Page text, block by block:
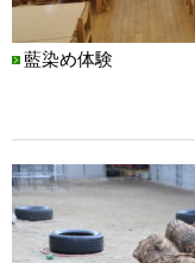
藍染め体験